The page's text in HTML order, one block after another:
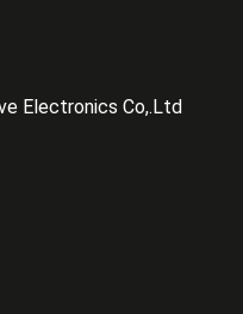
Electronics Co,.Ltd